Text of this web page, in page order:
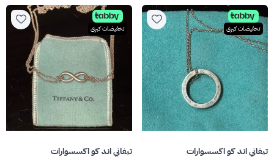
تخفيضات كبرى
تيفاني اند كو اكسسوارات
تخفيضات كبرى
تيفاني اند كو اكسسوارات